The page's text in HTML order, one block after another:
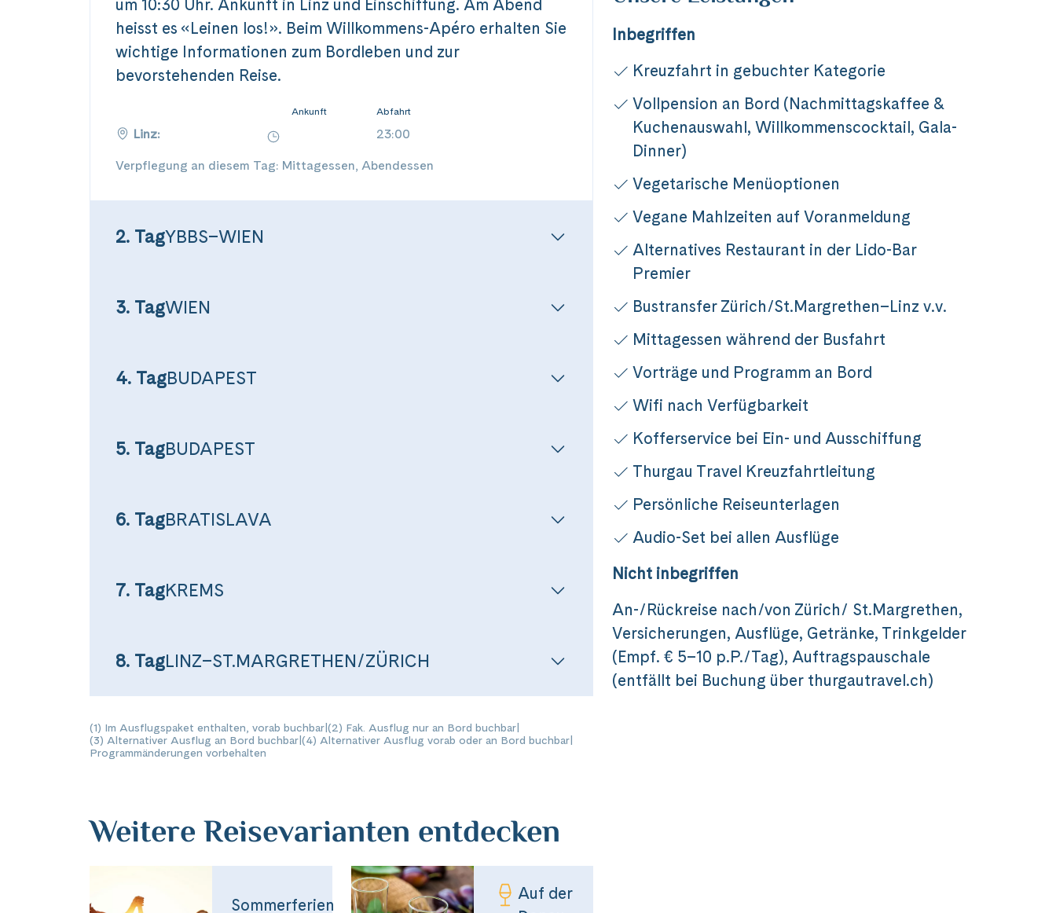
Messenger
per E-Mail senden
um 10:30 Uhr. Ankunft in Linz und Einschiffung. Am Abend
heisst es «Leinen los!». Beim Willkommens-Apéro erhalten Sie
wichtige Informationen zum Bordleben und zur
bevorstehenden Reise.
Ankunft Abfahrt
Linz: 23:00
Verpflegung an diesem Tag: Mittagessen, Abendessen
2. TagYBBS–WIEN
3. TagWIEN
4. TagBUDAPEST
5. TagBUDAPEST
6. TagBRATISLAVA
7. TagKREMS
8. TagLINZ–ST.MARGRETHEN/ZÜRICH
(1) Im Ausflugspaket enthalten, vorab buchbar (2) Fak. Ausflug nur an Bord buchbar
(3) Alternativer Ausflug an Bord buchbar (4) Alternativer Ausflug vorab oder an Bord buchbar
Programmänderungen vorbehalten
Weitere Reisevarianten entdecken
Sommerferien
Auf der
Inbegriffen
Kreuzfahrt in gebuchter Kategorie
Vollpension an Bord (Nachmittagskaffee &
Kuchenauswahl, Willkommenscocktail, Gala-
Dinner)
Vegetarische Menüoptionen
Vegane Mahlzeiten auf Voranmeldung
Alternatives Restaurant in der Lido-Bar
Premier
Bustransfer Zürich/St.Margrethen–Linz v.v.
Mittagessen während der Busfahrt
Vorträge und Programm an Bord
Wifi nach Verfügbarkeit
Kofferservice bei Ein- und Ausschiffung
Thurgau Travel Kreuzfahrtleitung
Persönliche Reiseunterlagen
Audio-Set bei allen Ausflüge
Nicht inbegriffen
An-/Rückreise nach/von Zürich/ St.Margrethen,
Versicherungen, Ausflüge, Getränke, Trinkgelder
(Empf. € 5–10 p.P./Tag), Auftragspauschale
(entfällt bei Buchung über thurgautravel.ch)
Dieser Inhalt wird von einem Drittanbieter gehostet. Durch das Zeigen der
von youtube.com.
Nicht erneut fragen